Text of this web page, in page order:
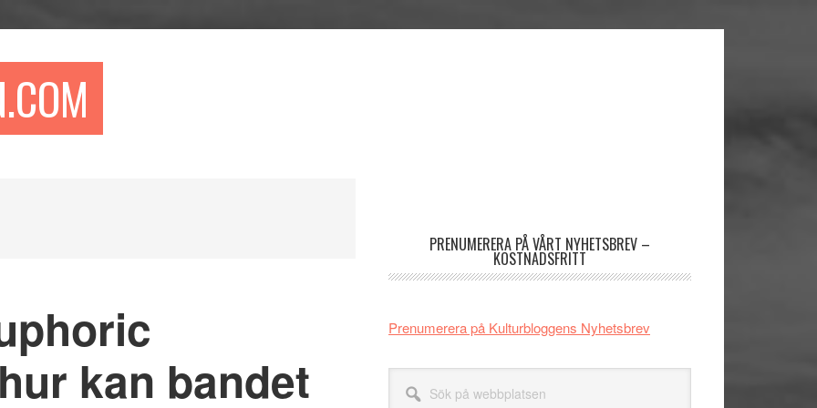
kan bandet
PRENUMERERA PÅ VÅRT NYHETSBREV –
KOSTNADSFRITT
Prenumerera på Kulturbloggens Nyhetsbrev